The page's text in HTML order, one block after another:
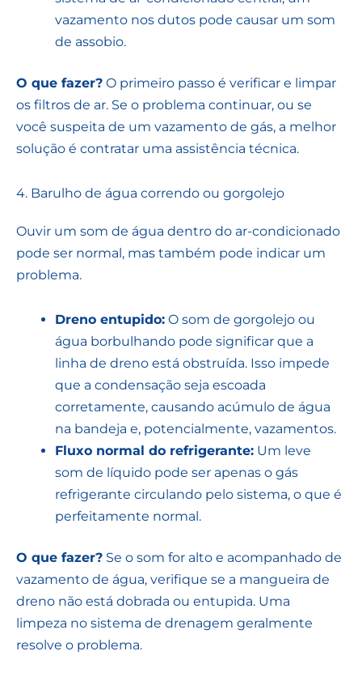
vazamento nos dutos pode causar um som
de assobio.
O que fazer? O primeiro passo é verificar e limpar
os filtros de ar. Se o problema continuar, ou se
você suspeita de um vazamento de gás, a melhor
solução é contratar uma assistência técnica.
4. Barulho de água correndo ou gorgolejo
Ouvir um som de água dentro do ar-condicionado
pode ser normal, mas também pode indicar um
problema.
Dreno entupido: O som de gorgolejo ou
água borbulhando pode significar que a
linha de dreno está obstruída. Isso impede
que a condensação seja escoada
corretamente, causando acúmulo de água
na bandeja e, potencialmente, vazamentos.
Fluxo normal do refrigerante: Um leve
som de líquido pode ser apenas o gás
refrigerante circulando pelo sistema, o que é
perfeitamente normal.
O que fazer? Se o som for alto e acompanhado de
vazamento de água, verifique se a mangueira de
dreno não está dobrada ou entupida. Uma
limpeza no sistema de drenagem geralmente
resolve o problema.